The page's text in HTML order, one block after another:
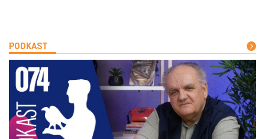
PODKAST